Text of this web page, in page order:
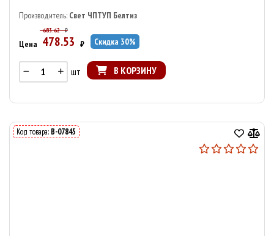
Производитель: Свет ЧПТУП Белтиз
683.62 ₽
Цена 478.53 ₽ Скидка 30%
шт В КОРЗИНУ
Код товара: В-07845